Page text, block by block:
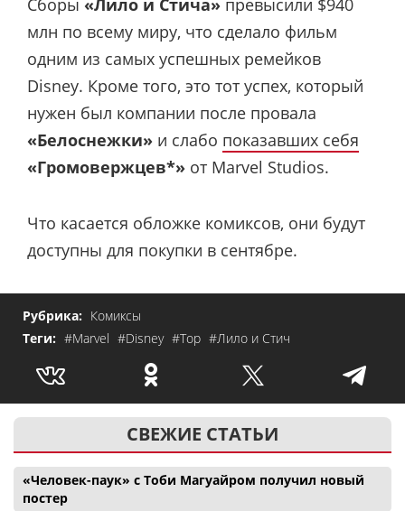
Сборы «Лило и Стича» превысили $940
млн по всему миру, что сделало фильм
одним из самых успешных ремейков
Disney. Кроме того, это тот успех, который
нужен был компании после провала
«Белоснежки» и слабо показавших себя
«Громовержцев*» от Marvel Studios.
Что касается обложке комиксов, они будут
доступны для покупки в сентябре.
Рубрика: Комиксы
Теги: #Marvel #Disney #Тор #Лило и Стич
СВЕЖИЕ СТАТЬИ
«Человек-паук» с Тоби Магуайром получил новый
постер